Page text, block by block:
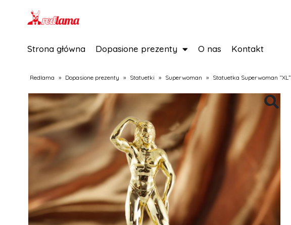
Strona główna Dopasione prezenty O nas Kontakt
Redlama » Dopasione prezenty » Statuetki » Superwoman » Statuetka Superwoman “XL”